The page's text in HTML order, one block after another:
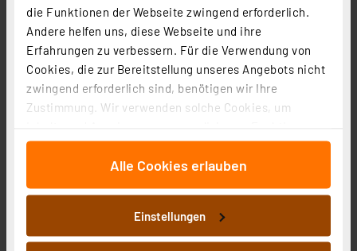
die Funktionen der Webseite zwingend erforderlich.
Andere helfen uns, diese Webseite und ihre
Erfahrungen zu verbessern. Für die Verwendung von
Cookies, die zur Bereitstellung unseres Angebots nicht
zwingend erforderlich sind, benötigen wir Ihre
Zustimmung. Wir verwenden solche Cookies, um
für soziale Medien anbieten zu können und die Zugriffe
auf unsere Website zu analysieren. Außerdem geben
wir Informationen zu Ihrer Verwendung unserer Website
an unsere Partner für soziale Medien, Werbung und
Analysen weiter. Unsere Partner führen diese
Informationen möglicherweise mit weiteren Daten
Alle Cookies erlauben
Einstellungen
Artikel-Nr. 254479
159,99 €